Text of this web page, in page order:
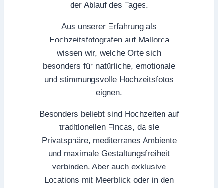
der Ablauf des Tages.
Aus unserer Erfahrung als
Hochzeitsfotografen auf Mallorca
wissen wir, welche Orte sich
besonders für natürliche, emotionale
und stimmungsvolle Hochzeitsfotos
eignen.
Besonders beliebt sind Hochzeiten auf
traditionellen Fincas, da sie
Privatsphäre, mediterranes Ambiente
und maximale Gestaltungsfreiheit
verbinden. Aber auch exklusive
Locations mit Meerblick oder in den